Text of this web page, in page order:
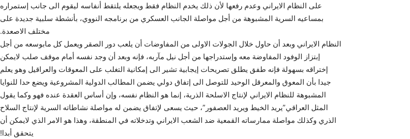
على النظام الايراني وعدم رفعها لأن ذلك يخدم النظام فقط ويجعله يلتقط أنفاسه ليقوم الى جانب إستمراره
بمساعيه السرية المشبوهة من أجل مواصلة الجانب العسکري من برنامجه النووي، بأنشطة سلبية جديدة على
مختلف الاصعدة.
النظام الايراني وبعد أن حاول خلال الجولات الاولى من المفاوضات أن يلعب دور الصقر ويعمل کل مابوسعه من أجل
إبتزاز الوفود المفاوضة معه وإستدراجها من أجل نيل مآربه، فإنه وبعد أن وجد نفسه أمام موقف صلب لايمکن
إختراقه بسهولة فإنه طفق يطلق تصريحات إيجابية تشير الى إمکانية التغلب على المعوقات والعراقيل وهو يعلم
جيدا بأن المعوق والمعرقل الوحيد للتوصل الى إتفاق دولي يضمن المطالب الدولية المشروعية ويضع حدا للنوايا
المشبو‌هة للنظام الايراني لإنتاج الاسلحة الذرية، إنما هو النظام نفسه، وإن أساس العقدة عنده فهو وکما يقول
المثل العراقي”يريد الخيط ويريد العصفور”، حيث يسعى لإتفاق يضمن له مواصلة نشاطاته السرية لإنتاج السلاح
الذري وکذلك مواصلة ممارساته القمعية ضد الشعب الايراني وتدخلاته في المنطقة، وهذا هو الامر الذي لايمکن أن
يتحقق أبدا!